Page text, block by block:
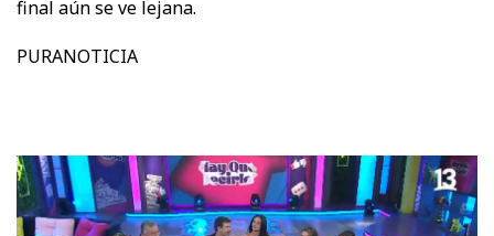
final aún se ve lejana.
PURANOTICIA